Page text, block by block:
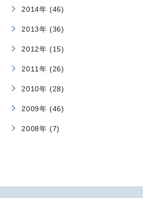
2014年 (46)
2013年 (36)
2012年 (15)
2011年 (26)
2010年 (28)
2009年 (46)
2008年 (7)